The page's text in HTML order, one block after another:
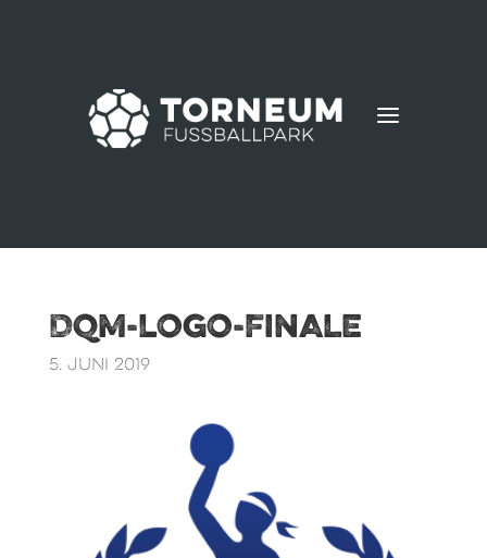
a
DQM-Logo-Finale
5. Juni 2019